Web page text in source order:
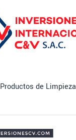
Productos de Limpieza